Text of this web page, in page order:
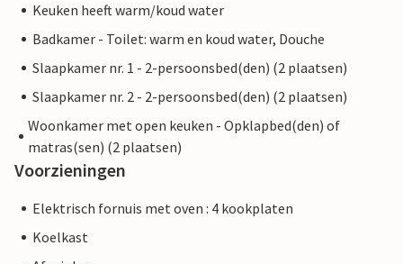
Keuken heeft warm/koud water
Badkamer - Toilet: warm en koud water, Douche
Slaapkamer nr. 1 - 2-persoonsbed(den) (2 plaatsen)
Slaapkamer nr. 2 - 2-persoonsbed(den) (2 plaatsen)
Woonkamer met open keuken - Opklapbed(den) of
matras(sen) (2 plaatsen)
Voorzieningen
Elektrisch fornuis met oven : 4 kookplaten
Koelkast